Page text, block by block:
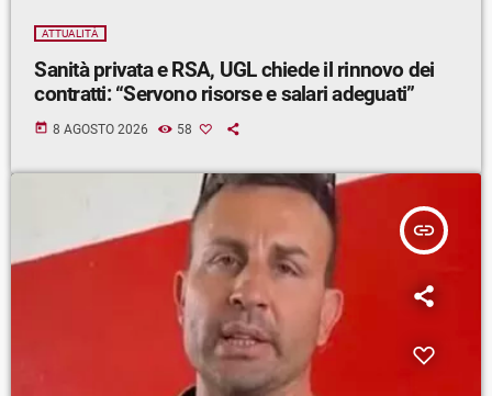
ATTUALITÀ
Sanità privata e RSA, UGL chiede il rinnovo dei
contratti: “Servono risorse e salari adeguati”
today 8 AGOSTO 2026 58
insert_link